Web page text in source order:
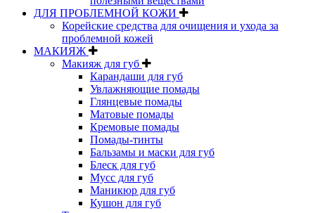
ДЛЯ ПРОБЛЕМНОЙ КОЖИ
Корейские средства для очищения и ухода за
проблемной кожей
МАКИЯЖ
Макияж для губ
Карандаши для губ
Увлажняющие помады
Глянцевые помады
Матовые помады
Кремовые помады
Помады-тинты
Бальзамы и маски для губ
Блеск для губ
Мусс для губ
Маникюр для губ
Кушон для губ